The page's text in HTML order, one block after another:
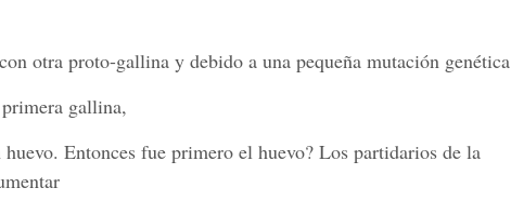
otra proto-gallina y debido a una pequeña mutación genética
gallina,
Entonces fue primero el huevo? Los partidarios de la